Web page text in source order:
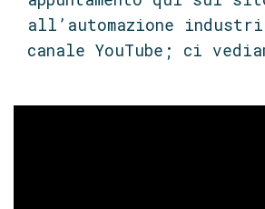
all’automazione
canale YouTube; ci